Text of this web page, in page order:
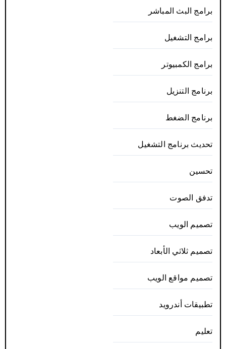
برامج البث المباشر
برامج التشغيل
برامج الكمبيوتر
برنامج التنزيل
برنامج الضغط
تحديث برنامج التشغيل
تحسين
تدفق الصوت
تصميم الويب
تصميم ثلاثي الأبعاد
تصميم مواقع الويب
تطبيقات أندرويد
تعليم